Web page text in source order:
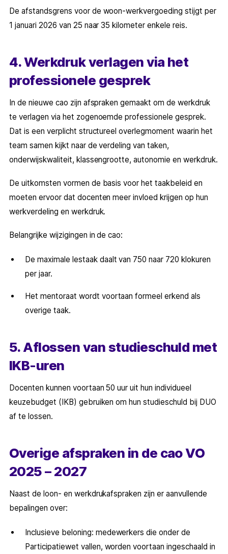
De afstandsgrens voor de woon-werkvergoeding stijgt per
1 januari 2026 van 25 naar 35 kilometer enkele reis.
4. Werkdruk verlagen via het
professionele gesprek
In de nieuwe cao zijn afspraken gemaakt om de werkdruk
te verlagen via het zogenoemde professionele gesprek.
Dat is een verplicht structureel overlegmoment waarin het
team samen kijkt naar de verdeling van taken,
onderwijskwaliteit, klassengrootte, autonomie en werkdruk.
De uitkomsten vormen de basis voor het taakbeleid en
moeten ervoor dat docenten meer invloed krijgen op hun
werkverdeling en werkdruk.
Belangrijke wijzigingen in de cao:
De maximale lestaak daalt van 750 naar 720 klokuren
per jaar.
Het mentoraat wordt voortaan formeel erkend als
overige taak.
5. Aflossen van studieschuld met
IKB-uren
Docenten kunnen voortaan 50 uur uit hun individueel
keuzebudget (IKB) gebruiken om hun studieschuld bij DUO
af te lossen.
Overige afspraken in de cao VO
2025 – 2027
Naast de loon- en werkdrukafspraken zijn er aanvullende
bepalingen over:
Inclusieve beloning: medewerkers die onder de
Participatiewet vallen, worden voortaan ingeschaald in